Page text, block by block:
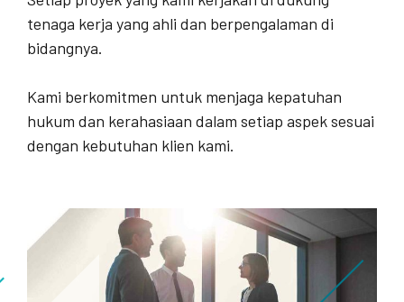
tenaga kerja yang ahli dan berpengalaman di
bidangnya.
hukum dan kerahasiaan dalam setiap aspek sesuai
dengan kebutuhan klien kami.